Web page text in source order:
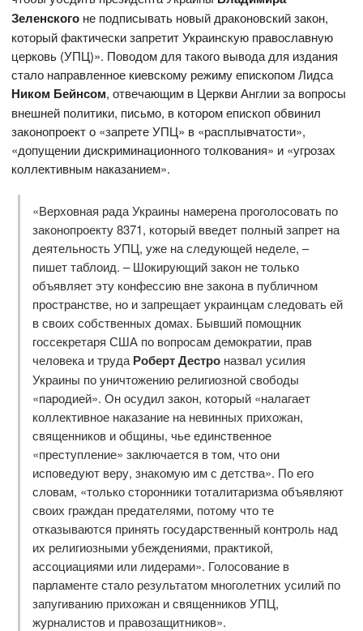
Зеленского не подписывать новый драконовский закон,
который фактически запретит Украинскую православную
церковь (УПЦ)». Поводом для такого вывода для издания
стало направленное киевскому режиму епископом Лидса
Ником Бейнсом, отвечающим в Церкви Англии за вопросы
внешней политики, письмо, в котором епископ обвинил
законопроект о «запрете УПЦ» в «расплывчатости»,
«допущении дискриминационного толкования» и «угрозах
коллективным наказанием».
«Верховная рада Украины намерена проголосовать по
законопроекту 8371, который введет полный запрет на
деятельность УПЦ, уже на следующей неделе, –
пишет таблоид. – Шокирующий закон не только
объявляет эту конфессию вне закона в публичном
пространстве, но и запрещает украинцам следовать ей
в своих собственных домах. Бывший помощник
госсекретаря США по вопросам демократии, прав
человека и труда Роберт Дестроназвал усилия
Украины по уничтожению религиозной свободы
«пародией». Он осудил закон, который «налагает
коллективное наказание на невинных прихожан,
священников и общины, чье единственное
«преступление» заключается в том, что они
исповедуют веру, знакомую им с детства». По его
словам, «только сторонники тоталитаризма объявляют
своих граждан предателями, потому что те
отказываются принять государственный контроль над
их религиозными убеждениями, практикой,
ассоциациями или лидерами». Голосование в
парламенте стало результатом многолетних усилий по
запугиванию прихожан и священников УПЦ,
журналистов и правозащитников».